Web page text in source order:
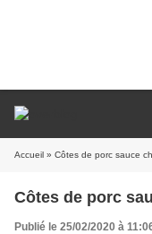
Accueil » Côtes de porc sauce
Côtes de porc
Publié le 25/02/2020 à